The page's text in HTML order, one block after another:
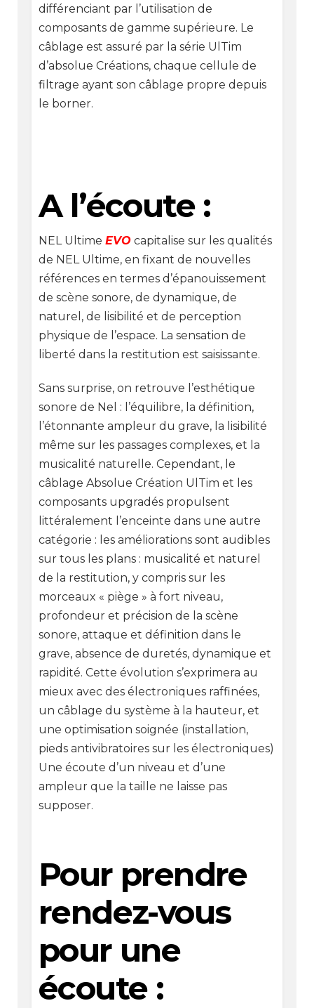
différenciant par l’utilisation de
composants de gamme supérieure. Le
câblage est assuré par la série UlTim
d’absolue Créations, chaque cellule de
filtrage ayant son câblage propre depuis
le borner.
A l’écoute :
NEL Ultime EVOcapitalise sur les qualités
de NEL Ultime, en fixant de nouvelles
références en termes d’épanouissement
de scène sonore, de dynamique, de
naturel, de lisibilité et de perception
physique de l’espace. La sensation de
liberté dans la restitution est saisissante.
Sans surprise, on retrouve l’esthétique
sonore de Nel : l’équilibre, la définition,
l’étonnante ampleur du grave, la lisibilité
même sur les passages complexes, et la
musicalité naturelle. Cependant, le
câblage Absolue Création UlTim et les
composants upgradés propulsent
littéralement l’enceinte dans une autre
catégorie : les améliorations sont audibles
sur tous les plans : musicalité et naturel
de la restitution, y compris sur les
morceaux « piège » à fort niveau,
profondeur et précision de la scène
sonore, attaque et définition dans le
grave, absence de duretés, dynamique et
rapidité. Cette évolution s’exprimera au
mieux avec des électroniques raffinées,
un câblage du système à la hauteur, et
une optimisation soignée (installation,
pieds antivibratoires sur les électroniques)
Une écoute d’un niveau et d’une
ampleur que la taille ne laisse pas
supposer.
Pour prendre
rendez-vous
pour une
écoute :